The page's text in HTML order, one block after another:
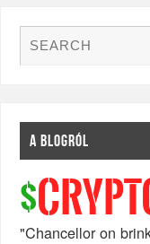
A BLOGRÓL
$
"Chancellor on